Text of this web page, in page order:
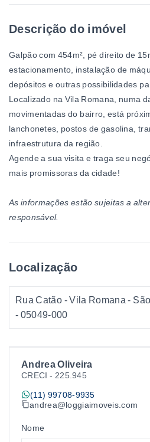
Andrea Oliveira
CRECI - 225.945
(11) 99708-9935
andrea@loggiaimoveis.com
Nome
Descrição do imóvel
Galpão com 454m², pé direito de
estacionamento, instalação de
depósitos e outras possibilidades
Localizado na Vila Romana, numa
movimentadas do bairro, está
lanchonetes, postos de gasolina,
infraestrutura da região.
Agende a sua visita e traga seu
mais promissoras da cidade!
As informações estão sujeitas a
responsável.
Localização
Rua Catão - Vila Romana -
- 05049-000